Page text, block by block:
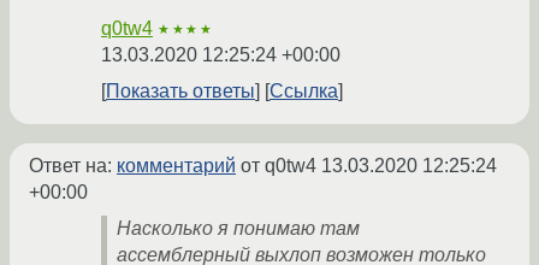
q0tw4 ★★★★
13.03.2020 12:25:24 +00:00
Показать ответы
Ссылка
Ответ на: комментарий от q0tw4 13.03.2020 12:25:24
+00:00
Насколько я понимаю там
ассемблерный выхлоп возможен только